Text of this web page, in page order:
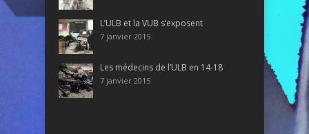
L’ULB et la VUB s’exposent
7 janvier 2015
Les médecins de l’ULB en 14-18
7 janvier 2015